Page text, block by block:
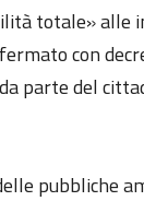
totale»
con
parte del
pubbliche